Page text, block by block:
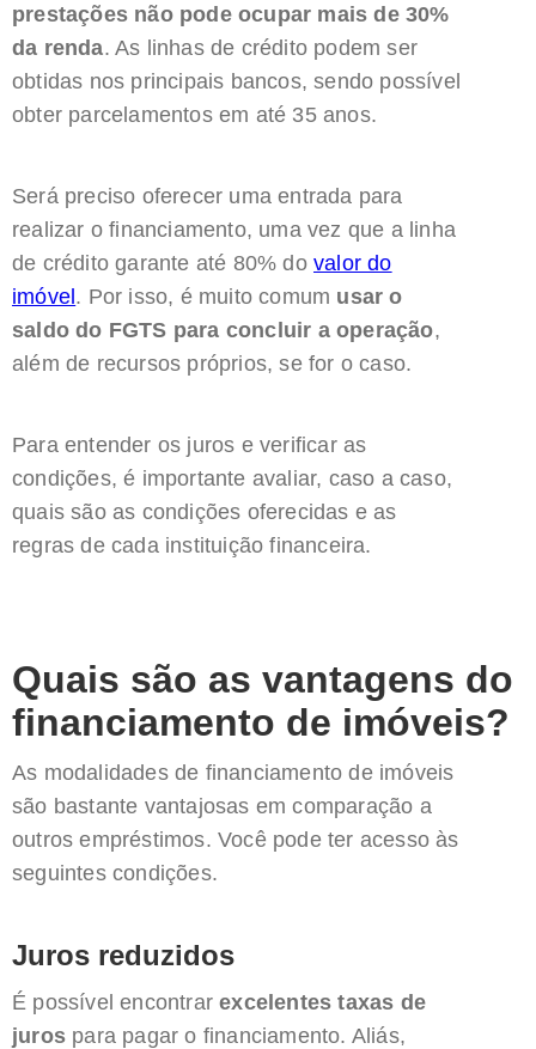
prestações não pode ocupar mais de 30%
da renda. As linhas de crédito podem ser
obtidas nos principais bancos, sendo possível
obter parcelamentos em até 35 anos.
Será preciso oferecer uma entrada para
realizar o financiamento, uma vez que a linha
de crédito garante até 80% do valor do
imóvel . Por isso, é muito comum usar o
saldo do FGTS para concluir a operação,
além de recursos próprios, se for o caso.
Para entender os juros e verificar as
condições, é importante avaliar, caso a caso,
quais são as condições oferecidas e as
regras de cada instituição financeira.
Quais são as vantagens do
financiamento de imóveis?
As modalidades de financiamento de imóveis
são bastante vantajosas em comparação a
outros empréstimos. Você pode ter acesso às
seguintes condições.
Juros reduzidos
É possível encontrarexcelentes taxas de
juros para pagar o financiamento. Aliás,